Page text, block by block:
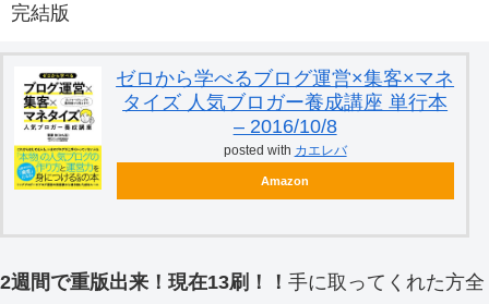
完結版
ゼロから学べるブログ運営×集客×マネ
タイズ 人気ブロガー養成講座 単行本
– 2016/10/8
posted with カエレバ
Amazon
2週間で重版出来！現在13刷！！ 手に取ってくれた方全